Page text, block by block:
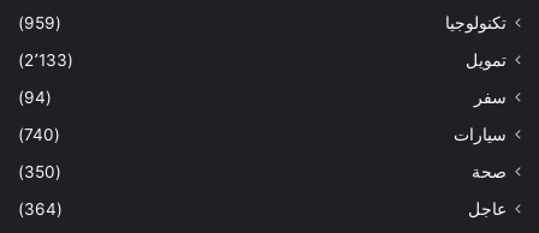
تكنولوجيا
(959)
تمويل
(2٬133)
سفر
(94)
سيارات
(740)
صحة
(350)
عاجل
(364)